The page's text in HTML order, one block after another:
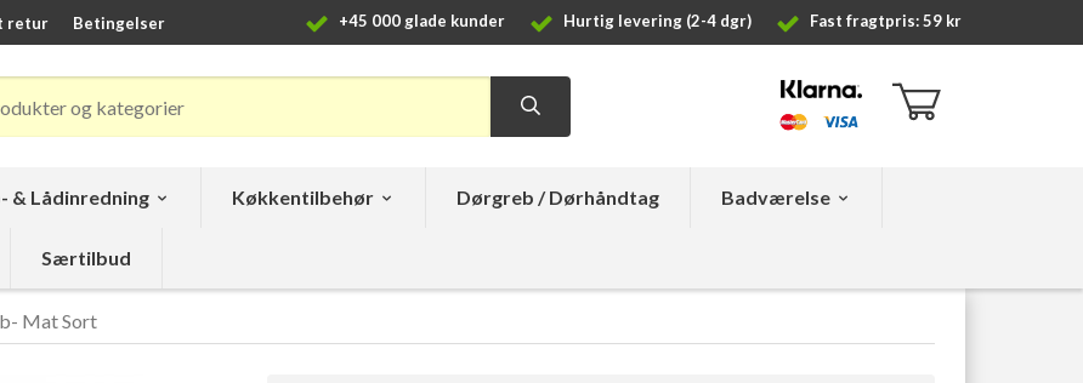
retur Betingelser +45 000 glade kunder Hurtig levering (2-4 dgr) Fast fragtpris: 59 kr
& Lådinredning Køkkentilbehør Dørgreb / Dørhåndtag Badværelse
Særtilbud
Mat Sort